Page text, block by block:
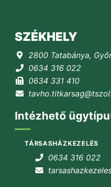
SZÉKHELY
2800 Tatabánya,
0634 316 022
0634 331 410
Intézhető
TÁRSASHÁZKEZELÉS
0634 316 022